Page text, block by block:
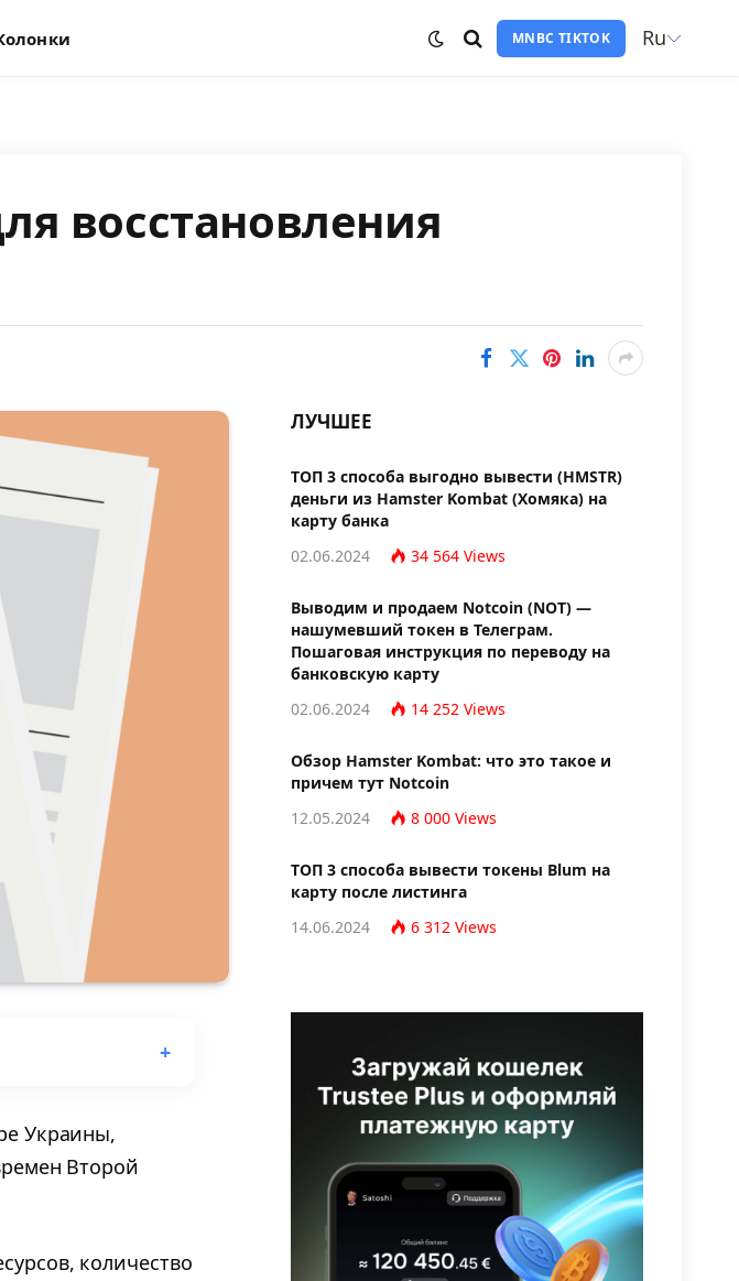
MNBC TIKTOK Ru
восстановления
Украины,
Второй
количество
ЛУЧШЕЕ
ТОП 3 способа выгодно вывести (HMSTR)
деньги из Hamster Kombat (Хомяка) на
карту банка
02.06.2024
34 564 Views
Выводим и продаем Notcoin (NOT) —
нашумевший токен в Телеграм.
Пошаговая инструкция по переводу на
банковскую карту
02.06.2024
14 252 Views
Обзор Hamster Kombat: что это такое и
причем тут Notcoin
12.05.2024
8 000 Views
TОП 3 способа вывести токены Blum на
карту после листинга
14.06.2024
6 312 Views